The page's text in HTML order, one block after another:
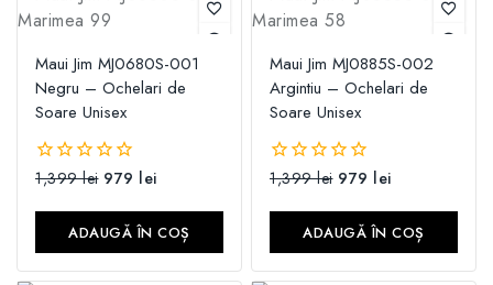
Maui Jim MJ0680S-001
Negru – Ochelari de
Soare Unisex
0
5
1,399lei 979 lei
ADAUGĂ ÎN COȘ
Maui Jim MJ0885S-002
Argintiu – Ochelari de
Soare Unisex
0
5
1,399lei 979 lei
ADAUGĂ ÎN COȘ